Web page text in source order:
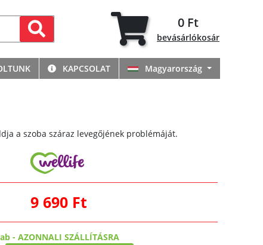
0 Ft
bevásárlókosár
KAPCSOLAT Magyarország
a szoba száraz levegőjének problémáját.
9 690 Ft
-AZONNALI SZÁLLÍTÁSRA